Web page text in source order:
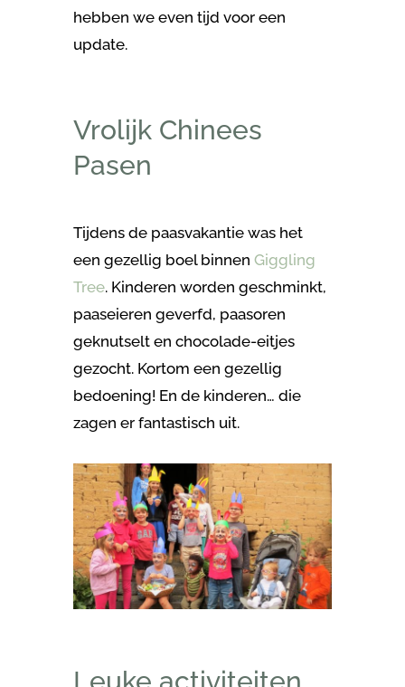
hebben we even tijd voor een
update.
Vrolijk Chinees
Pasen
Tijdens de paasvakantie was het
een gezellig boel binnen Giggling
Tree. Kinderen worden geschminkt,
paaseieren geverfd, paasoren
geknutselt en chocolade-eitjes
gezocht. Kortom een gezellig
bedoening! En de kinderen… die
zagen er fantastisch uit.